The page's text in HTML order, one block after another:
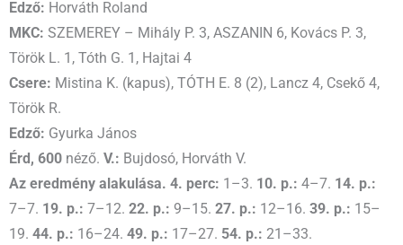
Edző: Horváth Roland
MKC: SZEMEREY – Mihály P. 3, ASZANIN 6, Kovács P. 3,
Török L. 1, Tóth G. 1, Hajtai 4
Csere: Mistina K. (kapus), TÓTH E. 8 (2), Lancz 4, Csekő 4,
Török R.
Edző: Gyurka János
Érd, 600 néző. V.: Bujdosó, Horváth V.
Az eredmény alakulása. 4. perc: 1–3. 10. p.: 4–7. 14. p.:
7–7. 19. p.: 7–12. 22. p.: 9–15. 27. p.: 12–16. 39. p.: 15–
19. 44. p.: 16–24. 49. p.: 17–27. 54. p.: 21–33.